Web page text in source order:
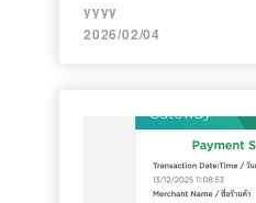
yyyy
2026/02/04